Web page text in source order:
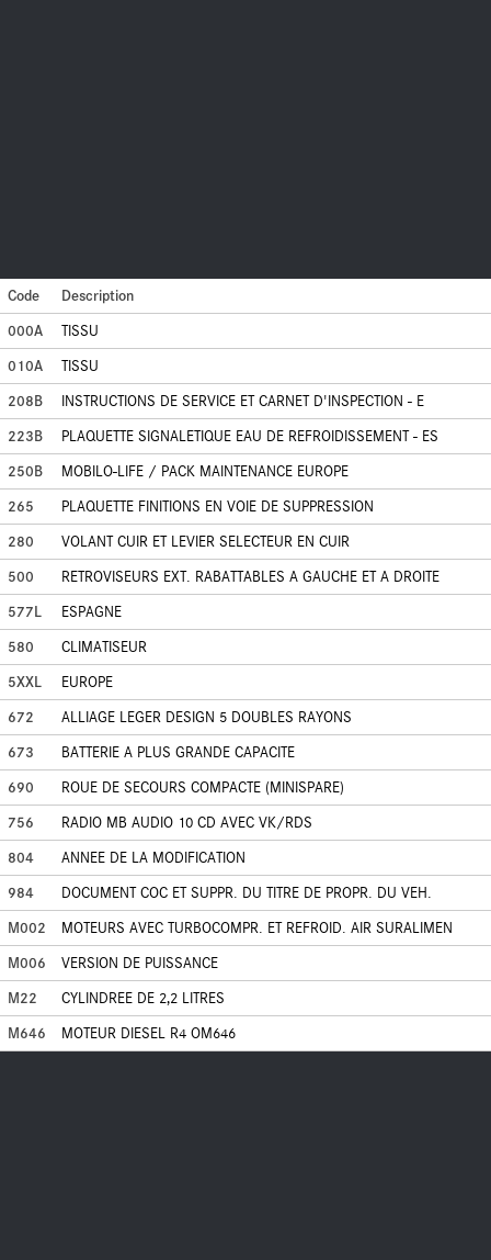
Code
Description
000A
TISSU
010A
TISSU
208B
INSTRUCTIONS DE SERVICE ET CARNET D'INSPECTION - E
223B
PLAQUETTE SIGNALETIQUE EAU DE REFROIDISSEMENT - ES
250B
MOBILO-LIFE / PACK MAINTENANCE EUROPE
265
PLAQUETTE FINITIONS EN VOIE DE SUPPRESSION
280
VOLANT CUIR ET LEVIER SELECTEUR EN CUIR
500
RETROVISEURS EXT. RABATTABLES A GAUCHE ET A DROITE
577L
ESPAGNE
580
CLIMATISEUR
5XXL
EUROPE
672
ALLIAGE LEGER DESIGN 5 DOUBLES RAYONS
673
BATTERIE A PLUS GRANDE CAPACITE
690
ROUE DE SECOURS COMPACTE (MINISPARE)
756
RADIO MB AUDIO 10 CD AVEC VK/RDS
804
ANNEE DE LA MODIFICATION
984
DOCUMENT COC ET SUPPR. DU TITRE DE PROPR. DU VEH.
M002
MOTEURS AVEC TURBOCOMPR. ET REFROID. AIR SURALIMEN
M006
VERSION DE PUISSANCE
M22
CYLINDREE DE 2,2 LITRES
M646
MOTEUR DIESEL R4 OM646